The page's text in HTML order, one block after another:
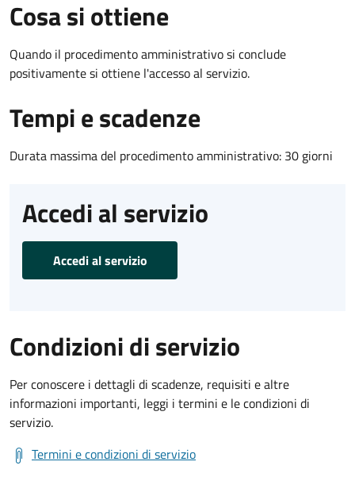
Cosa si ottiene
Quando il procedimento amministrativo si conclude
positivamente si ottiene l'accesso al servizio.
Tempi e scadenze
Durata massima del procedimento amministrativo: 30 giorni
Accedi al servizio
Accedi al servizio
Condizioni di servizio
Per conoscere i dettagli di scadenze, requisiti e altre
informazioni importanti, leggi i termini e le condizioni di
servizio.
Termini e condizioni di servizio